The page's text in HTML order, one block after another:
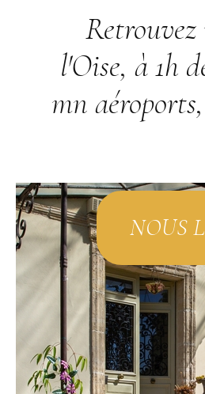
Retrouvez
l'Oise, à 1h
mn
NOUS